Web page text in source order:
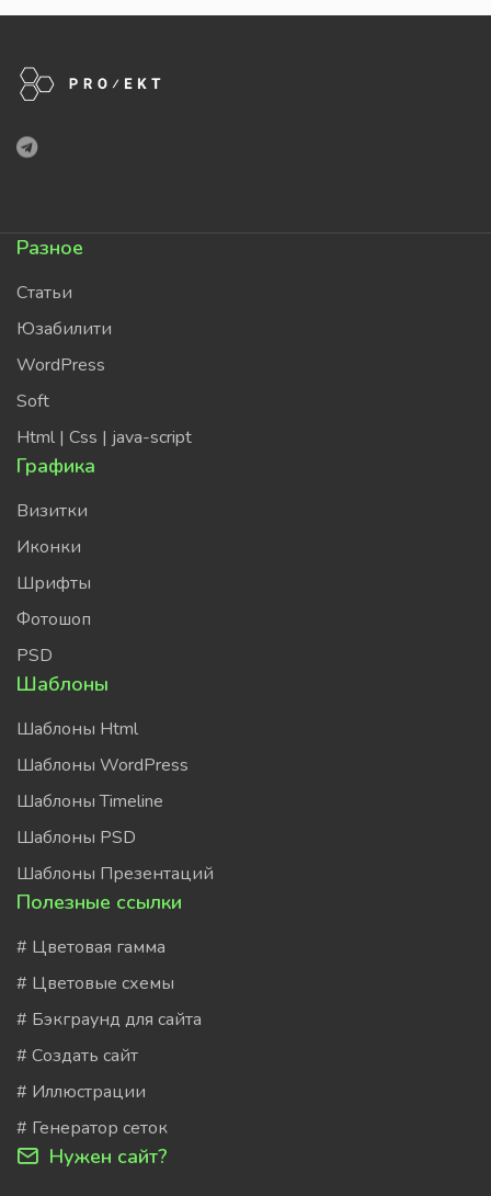
Разное
Статьи
Юзабилити
WordPress
Soft
Html | Css | java-script
Графика
Визитки
Иконки
Шрифты
Фотошоп
PSD
Шаблоны
Шаблоны Html
Шаблоны WordPress
Шаблоны Timeline
Шаблоны PSD
Шаблоны Презентаций
Полезные ссылки
# Цветовая гамма
# Цветовые схемы
# Бэкграунд для сайта
# Создать сайт
# Иллюстрации
# Генератор сеток
Нужен сайт?